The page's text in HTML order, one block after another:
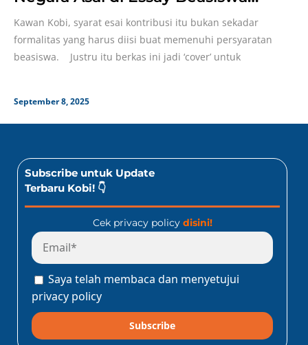
Dengan Narasi Kuat!
Kawan Kobi, syarat esai kontribusi itu bukan sekadar
formalitas yang harus diisi buat memenuhi persyaratan
beasiswa. Justru itu berkas ini jadi ‘cover’ untuk
September 8, 2025
Subscribe untuk Update
Terbaru Kobi! 👇
Cek privacy policy disini!
Saya telah membaca dan menyetujui
privacy policy
Subscribe